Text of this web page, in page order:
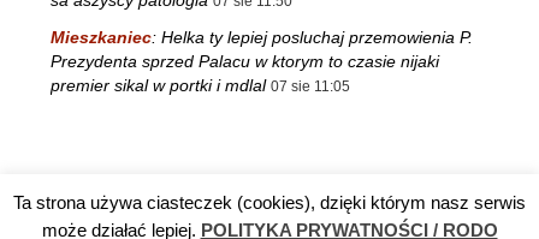
Mieszkaniec: Helka ty lepiej posluchaj przemowienia P.
Prezydenta sprzed Palacu w ktorym to czasie nijaki
premier sikal w portki i mdlal 07 sie 11:05
Reklama TV DĘBA Polityka prywatności / RODO Kontakt
Ta strona używa ciasteczek (cookies), dzięki którym nasz serwis
może działać lepiej. POLITYKA PRYWATNOŚCI / RODO